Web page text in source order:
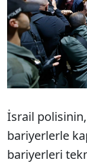
İsrail
bariyerlerle
bariyerleri